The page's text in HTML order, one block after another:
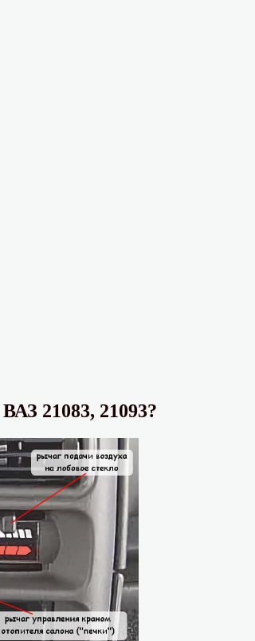
21083, 21093?